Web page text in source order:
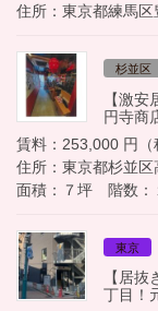
住所：東京都練馬区
杉並区
【激
円寺商
賃料：253,000 円（
住所：東京都杉並区
面積：７坪 階数：
東京
【居
丁目！